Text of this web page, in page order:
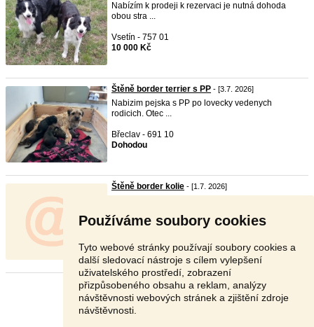
Používáme soubory cookies
Tyto webové stránky používají soubory cookies a
další sledovací nástroje s cílem vylepšení
uživatelského prostředí, zobrazení
přizpůsobeného obsahu a reklam, analýzy
návštěvnosti webových stránek a zjištění zdroje
návštěvnosti.
Nabízím k prodeji k rezervaci je nutná dohoda
obou stra ...
Vsetín - 757 01
10 000 Kč
Štěně border terrier s PP - [3.7. 2026]
Nabizim pejska s PP po lovecky vedenych
rodicich. Otec ...
Břeclav - 691 10
Dohodou
Štěně border kolie - [1.7. 2026]
8 000 Kč
Stránka: 1 2 Další